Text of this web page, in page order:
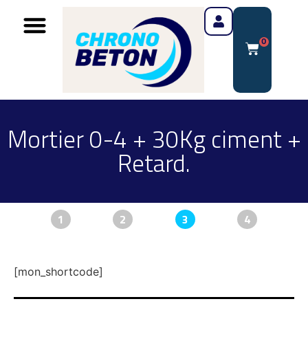
0
Mortier 0-4 + 30Kg ciment +
Retard.
1 2 3 4
[mon_shortcode]